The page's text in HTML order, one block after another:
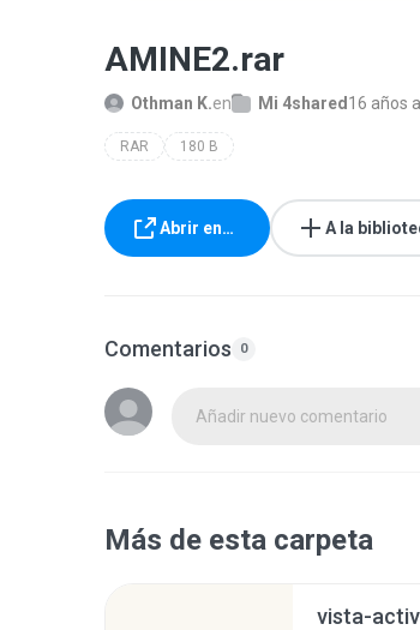
AMINE2.rar
Othman K.en Mi 4shared 16 años
RAR 180 B
Abrir en… A la
Comentarios 0
Añadir nuevo comentario
Más de esta carpeta
vista-